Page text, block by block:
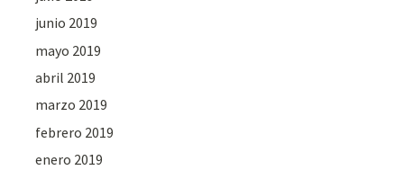
junio 2019
mayo 2019
abril 2019
marzo 2019
febrero 2019
enero 2019